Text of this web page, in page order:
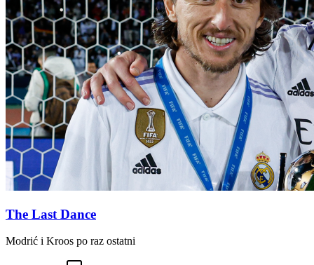
The Last Dance
Modrić i Kroos po raz ostatni